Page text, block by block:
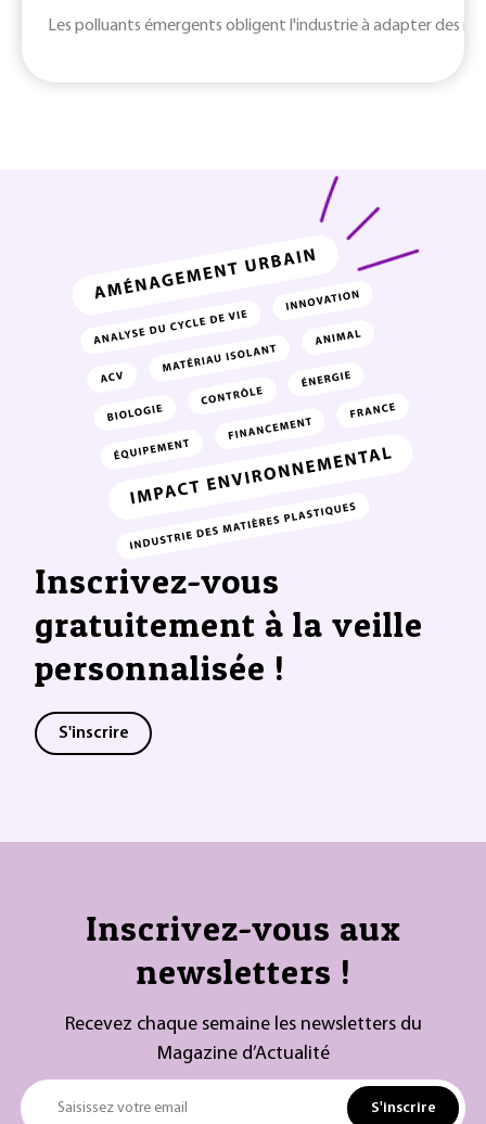
Les polluants émergents obligent l'industrie à adapter des
Inscrivez-vous
gratuitement à la veille
personnalisée !
S'inscrire
Inscrivez-vous aux
newsletters !
Recevez chaque semaine les newsletters du
Magazine d’Actualité
Saisissez votre email S'inscrire